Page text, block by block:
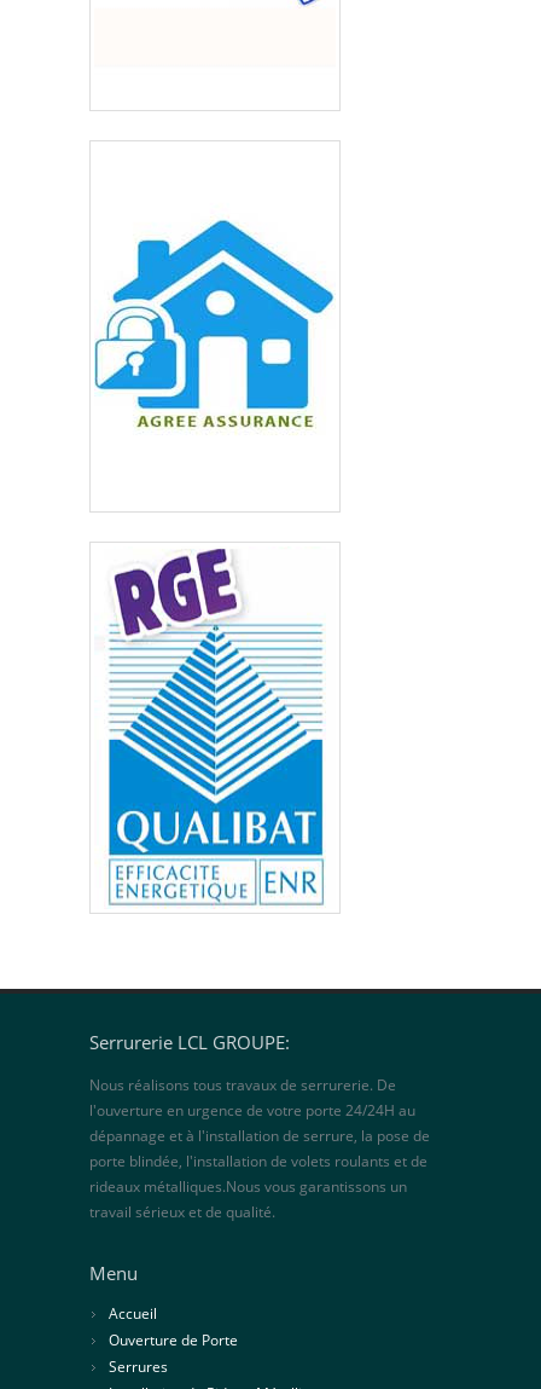
Serrurerie LCL GROUPE:
Nous réalisons tous travaux de serrurerie. De
l'ouverture en urgence de votre porte 24/24H au
dépannage et à l'installation de serrure, la pose de
porte blindée, l'installation de volets roulants et de
rideaux métalliques.Nous vous garantissons un
travail sérieux et de qualité.
Menu
Accueil
Ouverture de Porte
Serrures